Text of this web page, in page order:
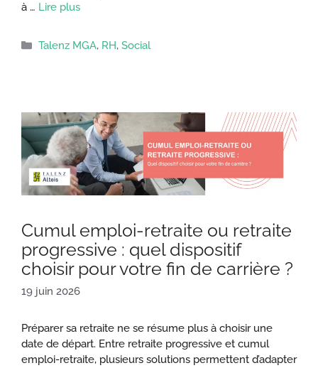
à … Lire plus
Catégories
Talenz MGA, RH, Social
Cumul emploi-retraite ou retraite
progressive : quel dispositif
choisir pour votre fin de carrière ?
19 juin 2026
Préparer sa retraite ne se résume plus à choisir une
date de départ. Entre retraite progressive et cumul
emploi-retraite, plusieurs solutions permettent d’adapter